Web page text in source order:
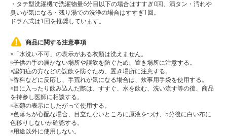
・タテ型洗濯機で洗濯物量6分目以下の場合はすすぎ0回、満タン・汚れや
臭いが気になる・残り湯での洗浄の場合はすすぎ1回。
ドラム式は1回を推奨しています。
商品に関する注意事項
※「水洗い不可」の表示がある衣類は洗えません。
※子供の手の届かない場所や誤飲を防ぐため、置き場所に注意する。
※認知症の方などの誤飲を防ぐため、置き場所に注意する。
※香料などに反応し、手荒れが気になる場合は、炊事用手袋を使用する。
※目に入ったり飲み込んだ際は、すすぐ、水を飲む、洗い流す等の後、商品
を持参し医師に相談する。
※衣類の表示にしたがって使用する。
※色落ちが心配な場合、目立たないところに原液をつけ、5分後に白い布に
色移りしないか確認する。
※用途以外に使用しない。